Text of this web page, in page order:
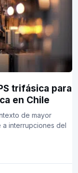
trifásica para
en Chile
de mayor
interrupciones del